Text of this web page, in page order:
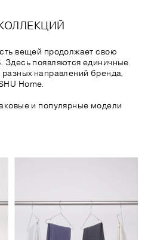
вещей продолжает свою
Здесь появляются единичные
направлений бренда,
Home.
и популярные модели